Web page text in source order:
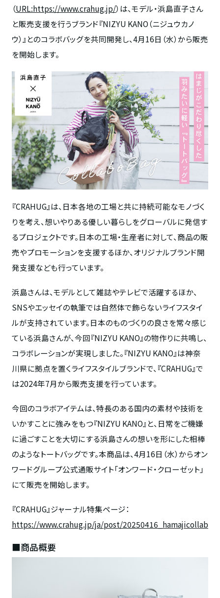
（URL:https://www.crahug.jp/）は、モデル・浜島直子さん
と販売支援を行うブランド『NIZYU KANO（ニジュウカノ
ウ）』とのコラボバッグを共同開発し、4月16日（水）から販売
を開始します。
『CRAHUG』は、日本各地の工場と共に持続可能なモノづく
りを考え、想いやりある優しい暮らしをグローバルに発信す
るプロジェクトです。日本の工場・生産者に対して、商品の販
売やプロモーションを支援するほか、オリジナルブランド開
発支援なども行っています。
浜島さんは、モデルとして雑誌やテレビで活躍するほか、
SNSやエッセイの執筆では自然体で飾らないライフスタイ
ルが支持されています。日本のものづくりの良さを常々感じ
ている浜島さんが、今回『NIZYU KANO』の物作りに共鳴し、
コラボレーションが実現しました。『NIZYU KANO』は神奈
川県に拠点を置くライフスタイルブランドで、『CRAHUG』で
は2024年7月から販売支援を行っています。
今回のコラボアイテムは、特長のある国内の素材や技術を
いかすことに強みをもつ『NIZYU KANO』と、日常をご機嫌
に過ごすことを大切にする浜島さんの想いを形にした相棒
のようなトートバッグです。本商品は、4月16日（水）からオン
ワードグループ公式通販サイト「オンワード・クローゼット」
にて販売を開始します。
『CRAHUG』ジャーナル特集ページ：
https://www.crahug.jp/ja/post/20250416_hamajicollab
■商品概要